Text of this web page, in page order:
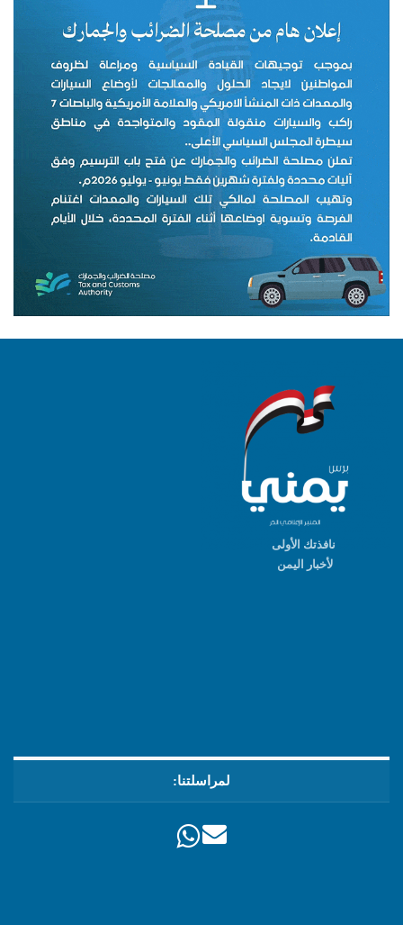
نافذتك الأولى
لأخبار اليمن
لمراسلتنا: